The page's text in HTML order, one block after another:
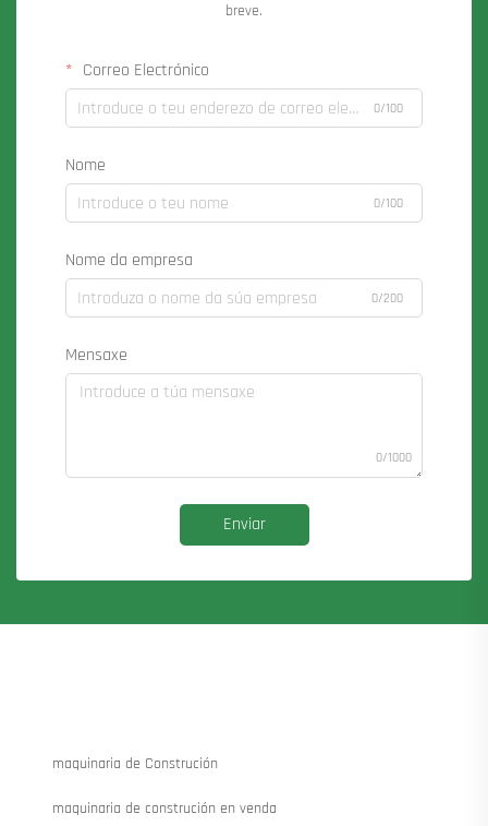
breve.
Correo Electrónico
0/100
Nome
0/100
Nome da empresa
0/200
Mensaxe
0/1000
Enviar
maquinaria de Construción
maquinaria de construción en venda